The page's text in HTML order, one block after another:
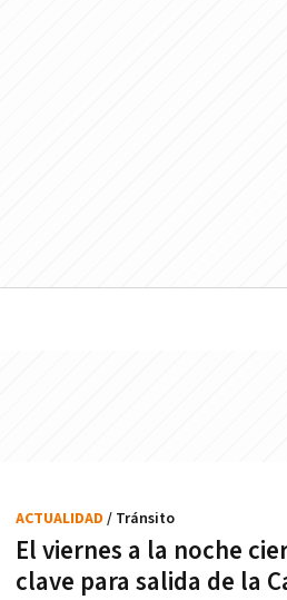
El viernes a la noche
clave para salida de la
ACTUALIDAD / Tránsito